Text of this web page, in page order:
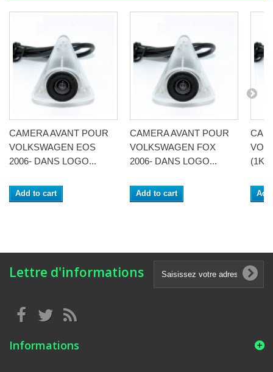
CAMERA AVANT POUR
VOLKSWAGEN EOS
2006- DANS LOGO...
Add to cart
CAMERA AVANT POUR
VOLKSWAGEN FOX
2006- DANS LOGO...
Add to cart
(1K)
Lettre d'informations
Informations